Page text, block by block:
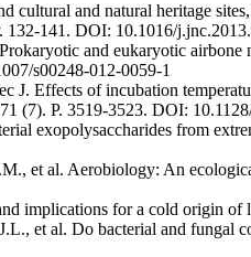
cultural and natural heritage
132-141. DOI: 10.1016/
and eukaryotic
s00248-012-0059-1
J. Effects of incubation
(7). P. 3519-3523. DOI:
exopolysaccharides from
et al. Aerobiology: An
implications for a cold origin
et al. Do bacterial and fungal